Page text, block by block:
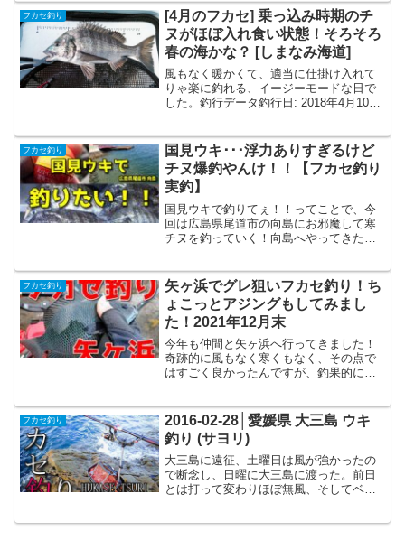
間・場所): 大きい潮回りなのでなる...
フカセ釣り
[4月のフカセ] 乗っ込み時期のチ
ヌがほぼ入れ食い状態！そろそろ
春の海かな？ [しまなみ海道]
風もなく暖かくて、適当に仕掛け入れて
りゃ楽に釣れる、イージーモードな日で
した。釣行データ釣行日: 2018年4月10日
マセ 俺のチヌ 1袋...
フカセ釣り
国見ウキ･･･浮力ありすぎるけど
チヌ爆釣やんけ！！【フカセ釣り
実釣】
国見ウキで釣りてぇ！！ってことで、今
回は広島県尾道市の向島にお邪魔して寒
チヌを釣っていく！向島へやってきたの
が、最近仲間内でこの場所の話がでたの
で、久しぶりにと思って来て...
フカセ釣り
矢ヶ浜でグレ狙いフカセ釣り！ち
ょこっとアジングもしてみまし
た！2021年12月末
今年も仲間と矢ヶ浜へ行ってきました！
奇跡的に風もなく寒くもなく、その点で
はすごく良かったんですが、釣果的に
入れて集魚剤を使います！挿し餌はV9の
Mとオキアミのブロッ...
フカセ釣り
2016-02-28│愛媛県 大三島 ウキ
釣り (サヨリ)
大三島に遠征、土曜日は風が強かったの
で断念し、日曜に大三島に渡った。前日
とは打って変わりほぼ無風、そしてベタ